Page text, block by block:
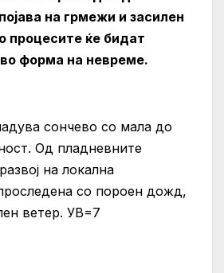
на грмежи и засилен
процесите ќе бидат
форма на невреме.
сончево со мала до
Од пладневните
на локална
со пороен дожд,
ветер. УВ=7